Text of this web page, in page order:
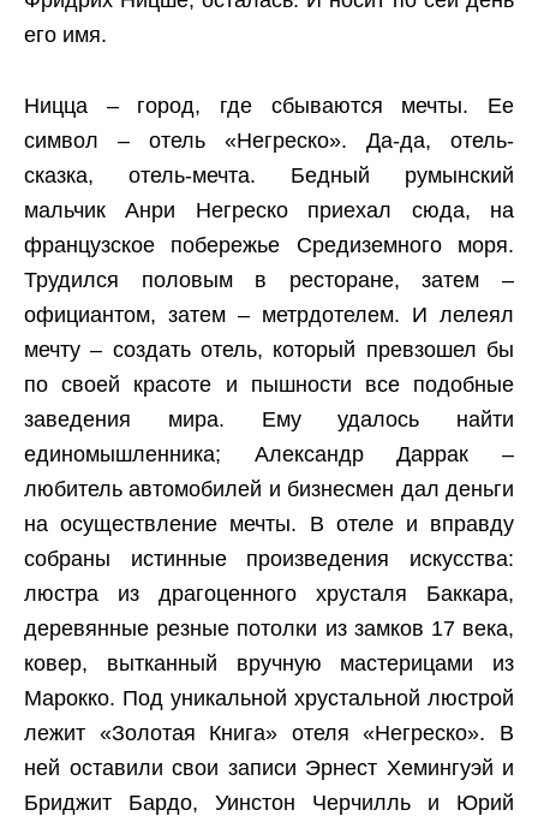
его имя.
Ницца – город, где сбываются мечты. Ее
символ – отель «Негреско». Да-да, отель-
сказка, отель-мечта. Бедный румынский
мальчик Анри Негреско приехал сюда, на
французское побережье Средиземного моря.
Трудился половым в ресторане, затем –
официантом, затем – метрдотелем. И лелеял
мечту – создать отель, который превзошел бы
по своей красоте и пышности все подобные
заведения мира. Ему удалось найти
единомышленника; Александр Даррак –
любитель автомобилей и бизнесмен дал деньги
на осуществление мечты. В отеле и вправду
собраны истинные произведения искусства:
люстра из драгоценного хрусталя Баккара,
деревянные резные потолки из замков 17 века,
ковер, вытканный вручную мастерицами из
Марокко. Под уникальной хрустальной люстрой
лежит «Золотая Книга» отеля «Негреско». В
ней оставили свои записи Эрнест Хемингуэй и
Бриджит Бардо, Уинстон Черчилль и Юрий